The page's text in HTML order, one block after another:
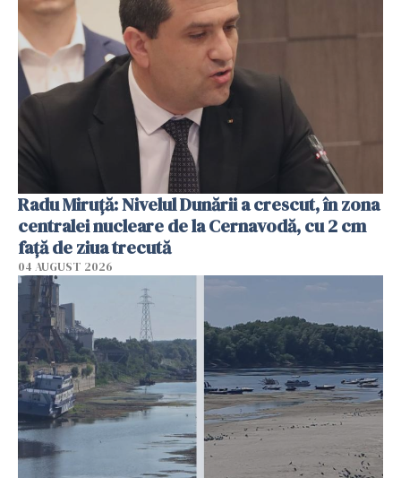
Radu Miruţă: Nivelul Dunării a crescut, în zona
centralei nucleare de la Cernavodă, cu 2 cm
faţă de ziua trecută
04 AUGUST 2026